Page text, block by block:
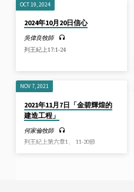
講
道
ON
王
紀
上
OCT 19, 2024
2024年10月20日信心
吳偉良牧師
列王紀上17:1-24
NOV 7, 2021
2021年11月7日「金碧輝煌的
建造工程」
何家倫牧師
列王紀上第六章1、 11-20節